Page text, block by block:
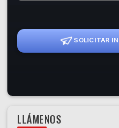
SOLICITAR
LLÁMENOS